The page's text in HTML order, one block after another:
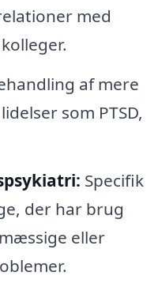
med
af mere
som PTSD,
Specifik
der har brug
eller